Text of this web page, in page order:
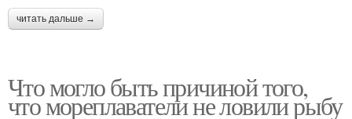
читать дальше →
Что могло быть причиной того,
что мореплаватели не ловили рыбу